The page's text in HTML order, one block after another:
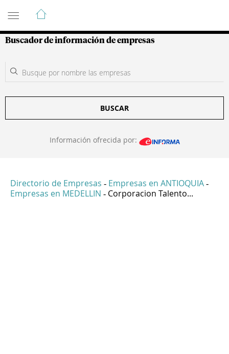
Guía de Empresas Colombianas
Buscador de información de empresas
BUSCAR
Información ofrecida por:
Directorio de Empresas - Empresas en ANTIOQUIA -
Empresas en MEDELLIN - Corporacion Talento...